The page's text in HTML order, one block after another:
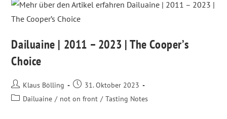
Dailuaine | ​2011 – 2023 | The Cooper’s
Choice
Klaus Bölling
31. Oktober 2023
Dailuaine / not on front / Tasting Notes